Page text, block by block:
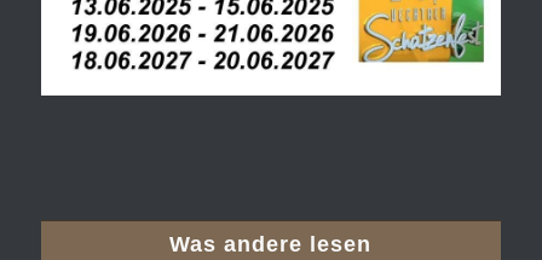
Was andere lesen